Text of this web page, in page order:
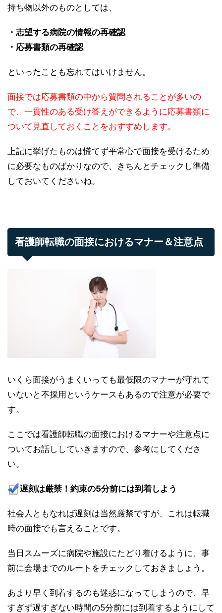
持ち物以外のものとしては、
・志望する病院の情報の再確認
・応募書類の再確認
といったことも忘れてはいけません。
面接では応募書類の中から質問されることが多いの
で、一貫性のある受け答えができるように応募書類に
ついて見直しておくことをおすすめします。
上記に挙げたものは慌てず平常心で面接を受けるため
に必要なものばかりなので、きちんとチェックし準備
しておいてくださいね。
看護師転職の面接におけるマナー＆注意点
いくら面接がうまくいっても最低限のマナーが守れて
いないと不採用というケースもあるので注意が必要で
す。
ここでは看護師転職の面接におけるマナーや注意点に
ついてお話ししていきますので、参考にしてくださ
い。
遅刻は厳禁！約束の5分前には到着しよう
社会人ともなれば遅刻は当然厳禁ですが、これは転職
時の面接でも言えることです。
当日スムーズに病院や施設にたどり着けるように、事
前に会場までのルートをチェックしておきましょう。
あまり早く到着するのも迷惑になってしまうので、早
すぎず遅すぎない時間の5分前には到着するようにして